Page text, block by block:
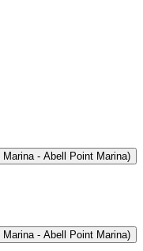
- Abell Point Marina)
- Abell Point Marina)